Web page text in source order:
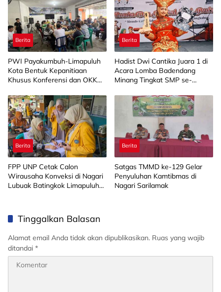
Berita
PWI Payakumbuh-Limapuluh
Kota Bentuk Kepanitiaan
Khusus Konferensi dan OKK
Berita
Hadist Dwi Cantika Juara 1 di
Acara Lomba Badendang
Minang Tingkat SMP se-
Berita
FPP UNP Cetak Calon
Wirausaha Konveksi di Nagari
Lubuak Batingkok Limapuluh
Berita
Satgas TMMD ke-129 Gelar
Penyuluhan Kamtibmas di
Nagari Sarilamak
Tinggalkan Balasan
Alamat email Anda tidak akan dipublikasikan. Ruas yang wajib
ditandai *